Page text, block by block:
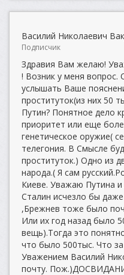
Василий Николаевич
Подписчик
Здравия Вам желаю!
! Возник у меня вопрос.
услышать Ваше
проституток(из них 50
Путин? Понятное дело
приоритет или еще
генетическое оружие(
телегония. В Смысле
проституток.) Одно из
народа.( Я сам
Киеве. Уважаю Путина
Сталин исчезло бы
,Брежнев тоже было
Или их год назад было
вещь).Тогда это
что было 500тыс. Что
Уважением Василий
почту.